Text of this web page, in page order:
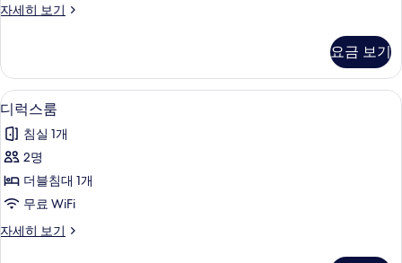
룸
진
모
두
보
기
자세히 보기
이
더
블
룸
자
세
히
기
요금 보기
디
럭
스
룸
사
모
디럭스룸 | 저자극성 침구, 책상, 암막
2
디럭스룸
침실 1개
2명
더블침대 1개
무료 WiFi
자세히 보기
디